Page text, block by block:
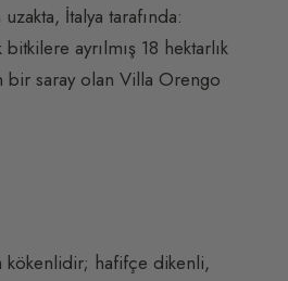
İtalya tarafında:
ayrılmış 18 hektarlık
bir saray olan Villa Orengo
kökenlidir; hafifçe dikenli,